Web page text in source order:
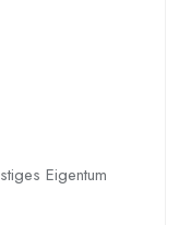
Eigentum